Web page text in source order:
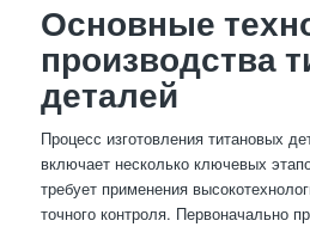
Основные
производства
деталей
Процесс изготовления титановых
включает несколько ключевых
требует применения
точного контроля. Первоначально